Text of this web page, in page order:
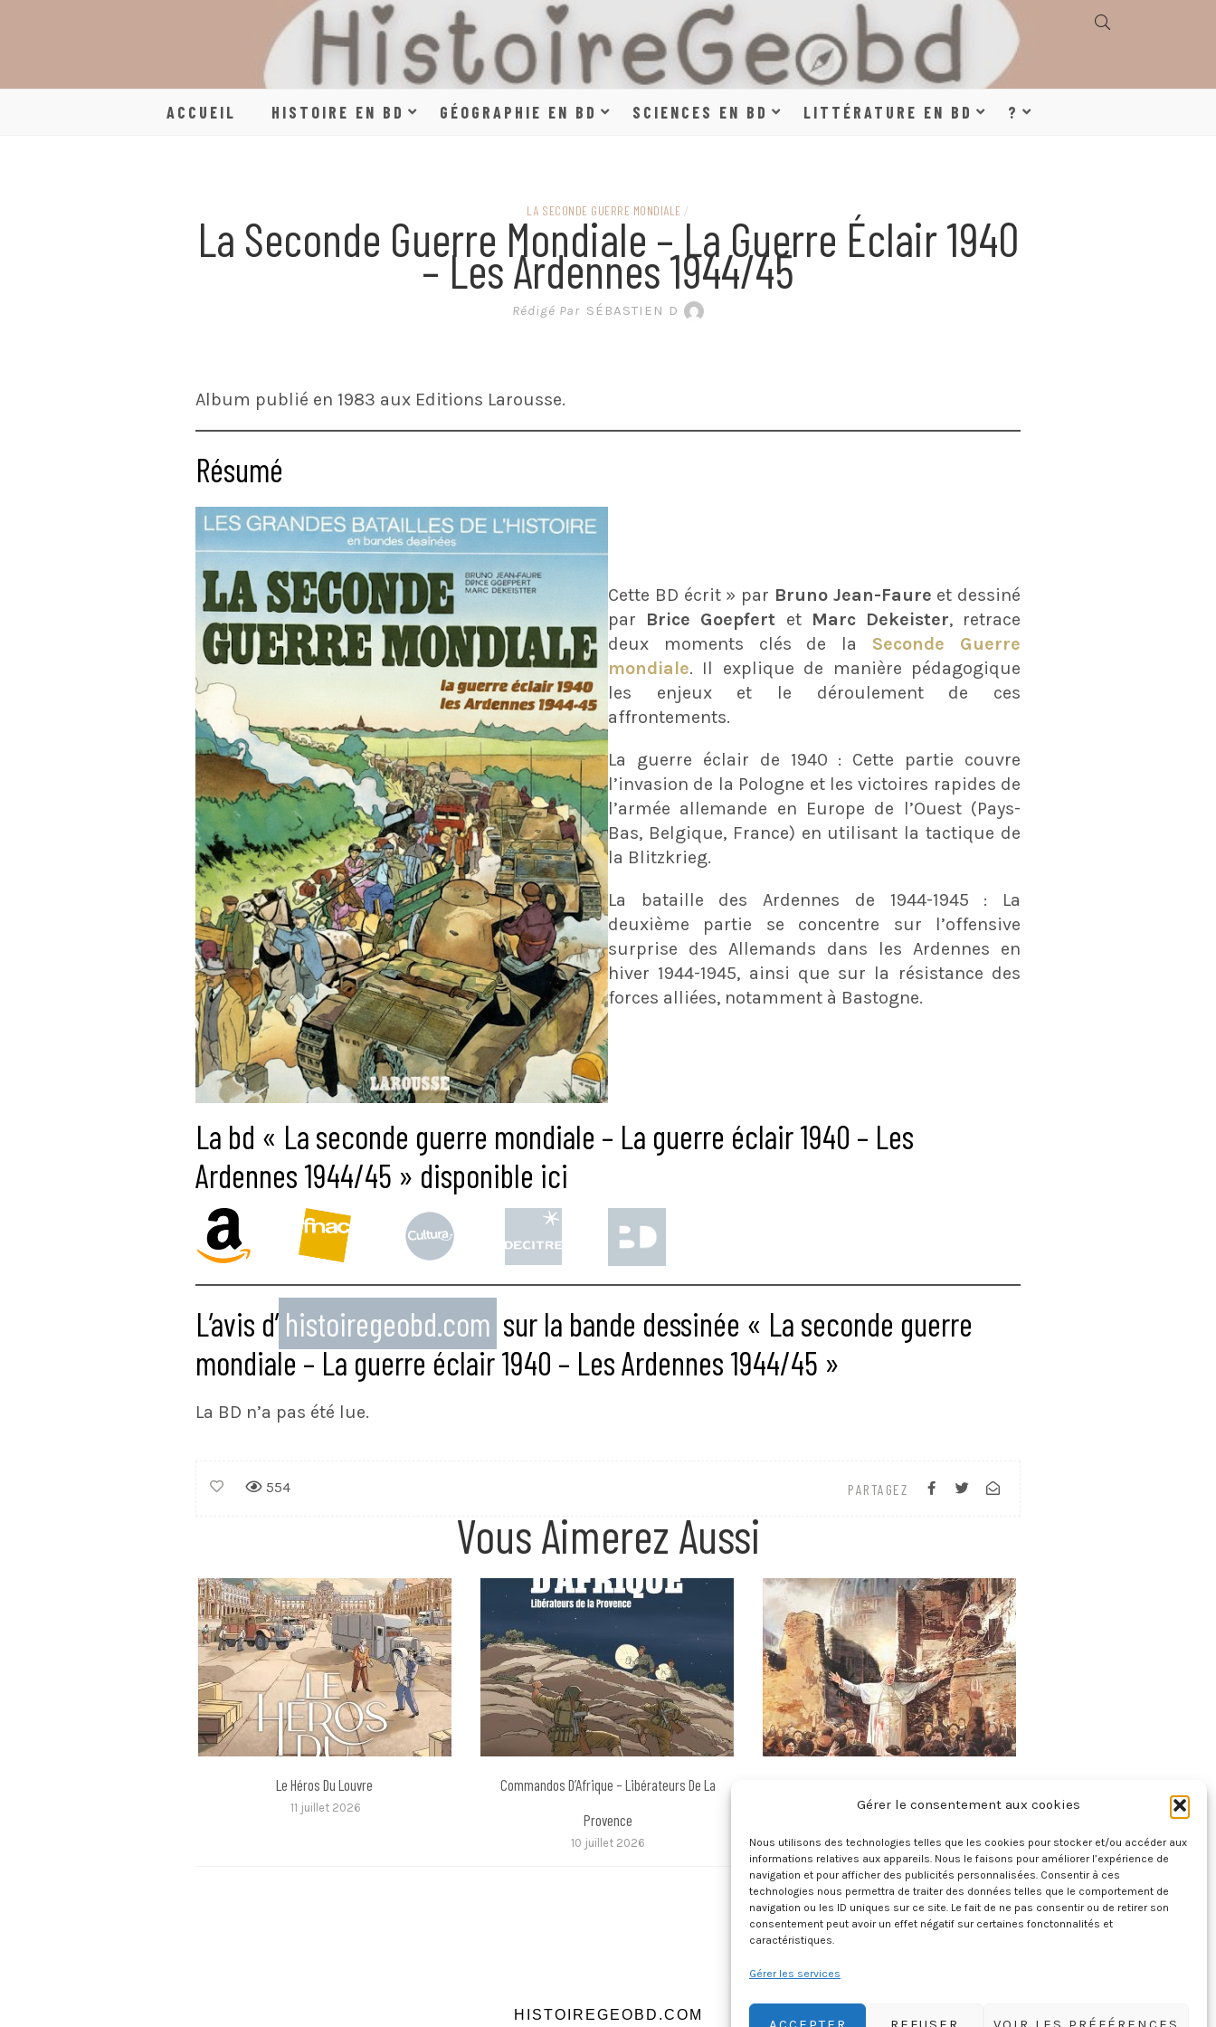
Gérer le consentement aux cookies
Nous utilisons des technologies telles que les cookies pour stocker et/ou accéder aux
informations relatives aux appareils. Nous le faisons pour améliorer l’expérience de
navigation et pour afficher des publicités personnalisées. Consentir à ces
technologies nous permettra de traiter des données telles que le comportement de
navigation ou les ID uniques sur ce site. Le fait de ne pas consentir ou de retirer son
consentement peut avoir un effet négatif sur certaines fonctonnalités et
caractéristiques.
Gérer les services
HISTOIRE, GÉOGRAPHIE,
SCIENCES, LITTÉRATURE
EN BANDE DESSINÉE
ACCUEIL HISTOIRE EN BD GÉOGRAPHIE EN BD SCIENCES EN BD LITTÉRATURE EN BD ?
LA SECONDE GUERRE MONDIALE /
La Seconde Guerre Mondiale – La Guerre Éclair 1940
– Les Ardennes 1944/45
Rédigé Par SÉBASTIEN D
Album publié en 1983 aux Editions Larousse.
Résumé
Cette BD écrit » par Bruno Jean-Faure et dessiné
par Brice Goepfert et Marc Dekeister, retrace
deux moments clés de la Seconde Guerre
mondiale. Il explique de manière pédagogique
les enjeux et le déroulement de ces
affrontements.
La guerre éclair de 1940 : Cette partie couvre
l’invasion de la Pologne et les victoires rapides de
l’armée allemande en Europe de l’Ouest (Pays-
Bas, Belgique, France) en utilisant la tactique de
la Blitzkrieg.
La bataille des Ardennes de 1944-1945 : La
deuxième partie se concentre sur l’offensive
surprise des Allemands dans les Ardennes en
hiver 1944-1945, ainsi que sur la résistance des
forces alliées, notamment à Bastogne.
La bd « La seconde guerre mondiale – La guerre éclair 1940 – Les
Ardennes 1944/45 » disponible ici
L’avis d’ histoiregeobd.com sur la bande dessinée « La seconde guerre
mondiale – La guerre éclair 1940 – Les Ardennes 1944/45 »
La BD n’a pas été lue.
PARTAGEZ
554
Vous Aimerez Aussi
Le Héros Du Louvre
11 juillet 2026
Commandos D’Afrique – Libérateurs De La
Provence
10 juillet 2026
5 juillet 2026
HISTOIREGEOBD.COM